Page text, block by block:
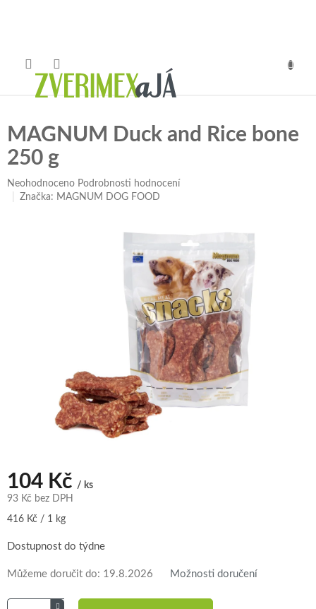
MAGNUM Duck and Rice bone
250 g
Průměrné
hodnocení
Neohodnoceno Podrobnosti hodnocení
Značka: MAGNUM DOG FOOD
104 Kč / ks
93 Kč bez DPH
Měrná
416 Kč / 1 kg
Dostupnost do týdne
Můžeme doručit do: 19.8.2026 Možnosti doručení